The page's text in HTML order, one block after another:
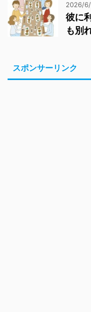
2026/
彼に
も別
スポンサーリンク